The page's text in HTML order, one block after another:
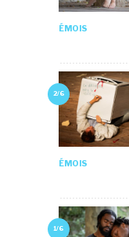
ÉMOIS
2/6
ÉMOIS
1/6